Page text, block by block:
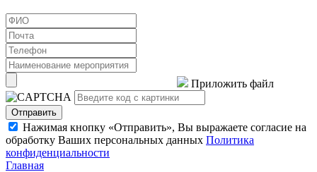
Приложить файл
Отправить
Нажимая кнопку «Отправить», Вы выражаете согласие на
обработку Ваших персональных данных Политика
конфиденциальности
Главная